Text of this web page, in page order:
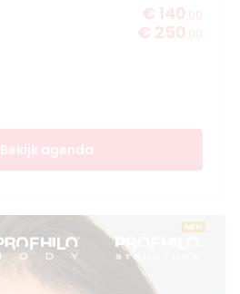
€ 140 ,00
€ 250 ,00
Bekijk agenda